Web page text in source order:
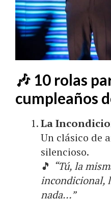
🎶 10 rolas
cumpleaños
La
Un clásico de
silencioso.
🎵 “Tú, la
incondicional,
nada…”